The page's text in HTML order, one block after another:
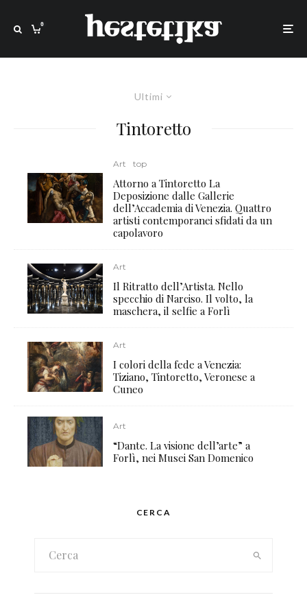
0
Ultimi
Tintoretto
Art top
Attorno a Tintoretto La
Deposizione dalle Gallerie
dell’Accademia di Venezia. Quattro
artisti contemporanei sfidati da un
capolavoro
Art
Il Ritratto dell’Artista. Nello
specchio di Narciso. Il volto, la
maschera, il selfie a Forlì
Art
I colori della fede a Venezia:
Tiziano, Tintoretto, Veronese a
Cuneo
Art
“Dante. La visione dell’arte” a
Forlì, nei Musei San Domenico
CERCA